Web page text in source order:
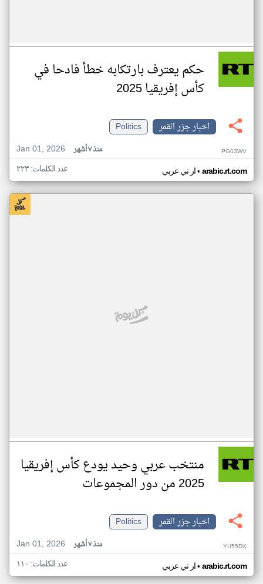
حكم يعترف بارتكابه خطأ فادحا في
كأس إفريقيا 2025
اخبار جزر القمر
Politics
Jan 01, 2026
منذ ٧ أشهر PG03WV
ار تي عربي• arabic.rt.com عدد الكلمات: ٢٢٣
منتخب عربي وحيد يودع كأس إفريقيا
2025 من دور المجموعات
اخبار جزر القمر
Politics
Jan 01, 2026
منذ ٧ أشهر YU55DX
ار تي عربي• arabic.rt.com عدد الكلمات: ١١٠